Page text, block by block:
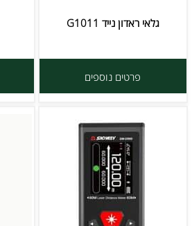
גלאי ראדון נייד G1011
פרטים נוספים